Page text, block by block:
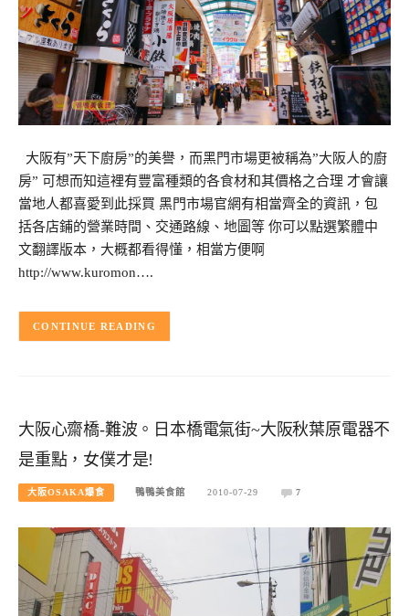
大阪有”天下廚房”的美譽，而黑門市場更被稱為”大阪人的廚
房” 可想而知這裡有豐富種類的各食材和其價格之合理 才會讓
當地人都喜愛到此採買 黑門市場官網有相當齊全的資訊，包
括各店鋪的營業時間、交通路線、地圖等 你可以點選繁體中
文翻譯版本，大概都看得懂，相當方便啊
http://www.kuromon….
CONTINUE READING
大阪心齋橋-難波。日本橋電氣街~大阪秋葉原電器不
是重點，女僕才是!
大阪OSAKA爆食 鴨鴨美食館 2010-07-29 7